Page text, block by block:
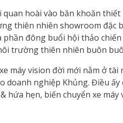
quan hoài vào băn khoăn
thiên nhiên showroom
phần đông buổi hội thảo
trường thiên nhiên buôn
máy vision đời mới nằm ở
doanh nghiệp Khủng. Điều
hứa hẹn, biến chuyển xe